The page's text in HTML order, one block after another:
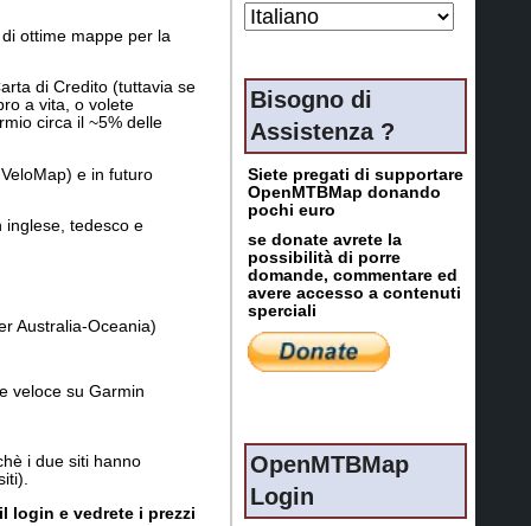
ottime mappe per la
di Credito (tuttavia se
a vita, o volete
circa il ~5% delle
e in futuro
tedesco e
Australia-Oceania)
veloce su Garmin
i due siti hanno
login e vedrete i prezzi
Bisogno di
Assistenza ?
Siete pregati di supportare
OpenMTBMap donando
pochi euro
se donate avrete la
possibilità di porre
domande, commentare ed
avere accesso a contenuti
sperciali
OpenMTBMap
Login